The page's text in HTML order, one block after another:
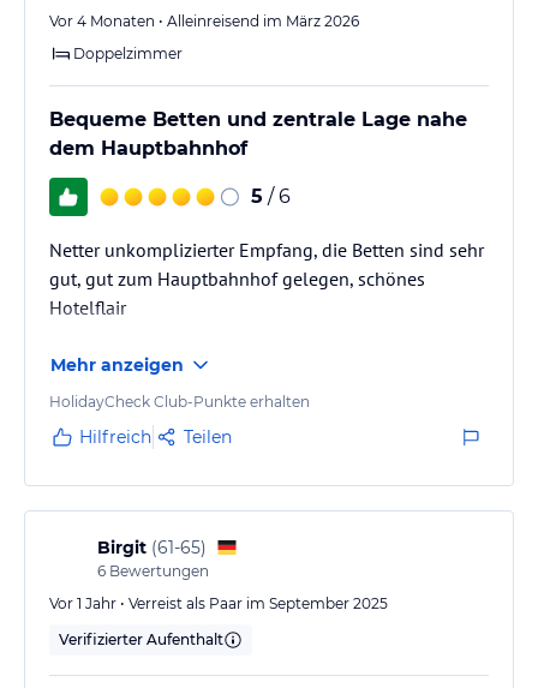
Vor 4 Monaten • Alleinreisend im März 2026
Doppelzimmer
Bequeme Betten und zentrale Lage nahe
dem Hauptbahnhof
5 / 6
Netter unkomplizierter Empfang, die Betten sind sehr
gut, gut zum Hauptbahnhof gelegen, schönes
Hotelflair
Mehr anzeigen
HolidayCheck Club-Punkte erhalten
Hilfreich Teilen
Birgit (61-65)
6 Bewertungen
Vor 1 Jahr • Verreist als Paar im September 2025
Verifizierter Aufenthalt